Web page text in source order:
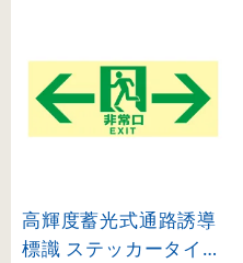
高輝度蓄光式通路誘導
標識 ステッカータイプ